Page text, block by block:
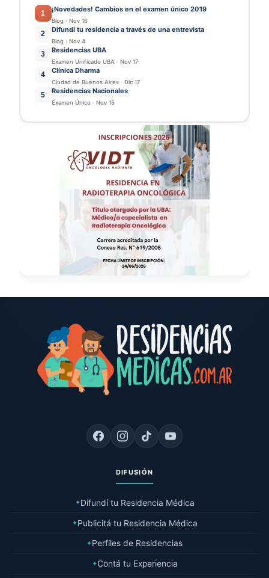
1 ¡Novedades! Cambios en el examen único 2019
Blog · Nov 16
2 Difundí tu residencia a través de una entrevista
Blog · Nov 4
3 Residencias UBA
Examen Unificado UBA · Nov 17
4 Clínica Dharma
Ciudad de Buenos Aires · Dic 17
5 Residencias Nacionales
Examen Único · Nov 15
DIFUSIÓN
✦Difundí tu Residencia Médica
✦Publicitá tu Residencia Médica
✦Perfiles de Residencias
✦Contá tu Experiencia